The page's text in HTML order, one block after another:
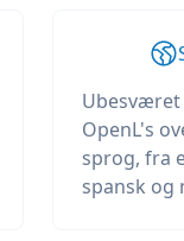
Ubesværet
OpenL's
sprog, fra
spansk og